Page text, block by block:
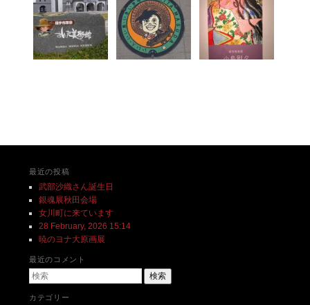
最近の投稿
武部沙織さん誕生日
銀魂展秋田会場
女川町に来ています
28 February, 2026 15:14
暁のヨナ大原画展
最近のコメント
検索
カテゴリー